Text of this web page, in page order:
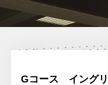
Gコース イング